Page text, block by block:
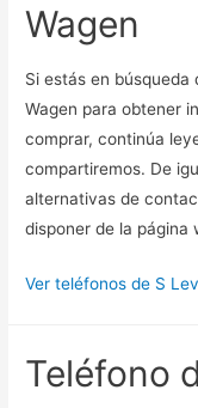
Wagen
Si estás en
Wagen para obtener
comprar, continúa
compartiremos. De
alternativas de
disponer de la
Ver teléfonos de S
Teléfono